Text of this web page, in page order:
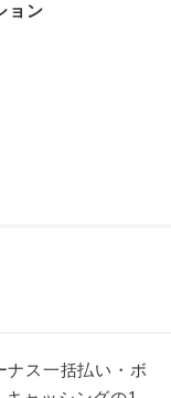
ョン
ナス一括払い・ボ